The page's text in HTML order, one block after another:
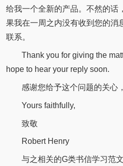
给我一个全新的产品。不然的话
果我在一周之内没有收到您的消
联系。
Thank you for giving the
hope to hear your reply soon.
感谢您给予这个问题的关心
Yours faithfully,
致敬
Robert Henry
与之相关的G类书信学习范文